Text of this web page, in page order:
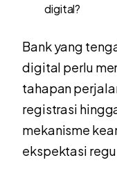
digital?
Bank yang
digital perlu
tahapan
registrasi
mekanisme
ekspektasi